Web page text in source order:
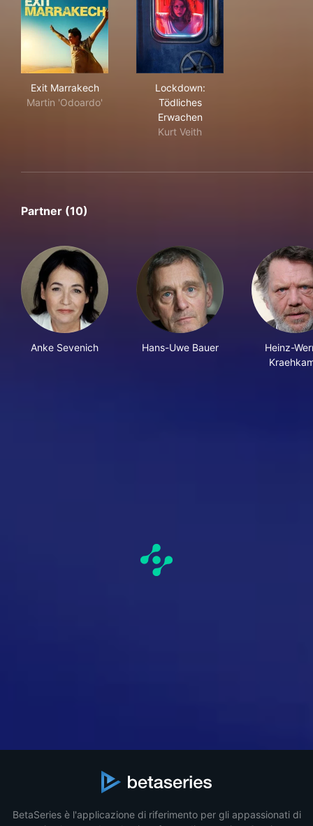
Exit Marrakech
Martin 'Odoardo'
Lockdown:
Tödliches
Erwachen
Kurt Veith
Partner (10)
Anke Sevenich Hans-Uwe Bauer
Heinz-
BetaSeries è l'applicazione di riferimento per gli appassionati di